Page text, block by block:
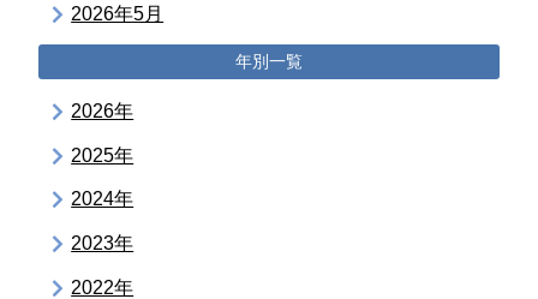
2026年5月
年別一覧
2026年
2025年
2024年
2023年
2022年